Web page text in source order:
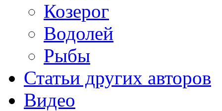
Козерог
Водолей
Рыбы
Статьи других авторов
Видео